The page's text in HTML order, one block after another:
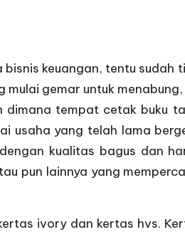
keuangan, tentu sudah
gemar untuk
tempat cetak buku
usaha yang telah lama
kualitas bagus dan
pun lainnya yang
ivory dan kertas hvs.